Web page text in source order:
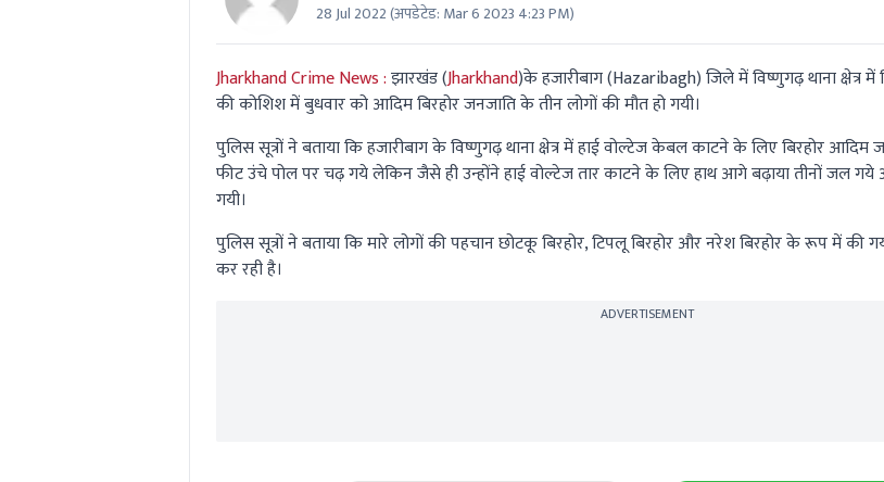
28 Jul 2022(अपडेटेड: Mar 6 2023 4:23 PM)
Jharkhand Crime News :झारखंड (Jharkhand)के हजारीबाग (Hazaribagh) जिले में विष्णुगढ़ थाना क्षेत्र
की कोशिश में बुधवार को आदिम बिरहोर जनजाति के तीन लोगों की मौत हो गयी।
पुलिस सूत्रों ने बताया कि हजारीबाग के विष्णुगढ़ थाना क्षेत्र में हाई वोल्टेज केबल काटने के लिए बिरहोर
फीट उंचे पोल पर चढ़ गये लेकिन जैसे ही उन्होंने हाई वोल्टेज तार काटने के लिए हाथ आगे बढ़ाया तीनों जल गये
गयी।
पुलिस सूत्रों ने बताया कि मारे लोगों की पहचान छोटकू बिरहोर, टिपलू बिरहोर और नरेश बिरहोर के रूप में की
कर रही है।
ADVERTISEMENT